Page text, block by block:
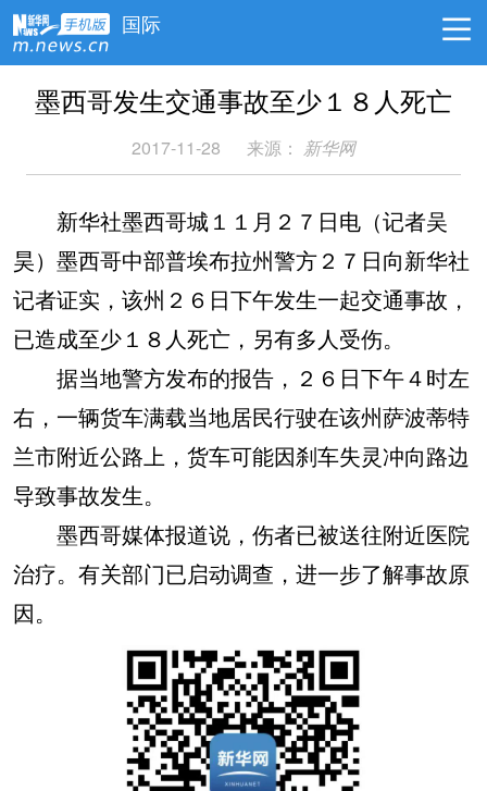
国际
墨西哥发生交通事故至少１８人死亡
2017-11-28 来源： 新华网
新华社墨西哥城１１月２７日电（记者吴
昊）墨西哥中部普埃布拉州警方２７日向新华社
记者证实，该州２６日下午发生一起交通事故，
已造成至少１８人死亡，另有多人受伤。
据当地警方发布的报告，２６日下午４时左
右，一辆货车满载当地居民行驶在该州萨波蒂特
兰市附近公路上，货车可能因刹车失灵冲向路边
导致事故发生。
墨西哥媒体报道说，伤者已被送往附近医院
治疗。有关部门已启动调查，进一步了解事故原
因。